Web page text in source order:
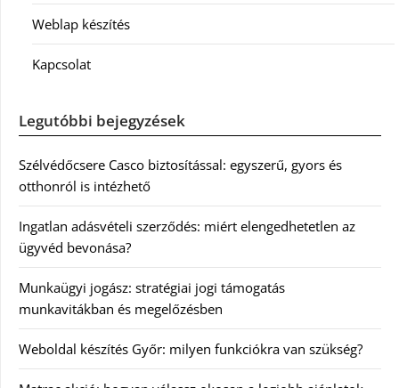
Weblap készítés
Kapcsolat
Legutóbbi bejegyzések
Szélvédőcsere Casco biztosítással: egyszerű, gyors és
otthonról is intézhető
Ingatlan adásvételi szerződés: miért elengedhetetlen az
ügyvéd bevonása?
Munkaügyi jogász: stratégiai jogi támogatás
munkavitákban és megelőzésben
Weboldal készítés Győr: milyen funkciókra van szükség?